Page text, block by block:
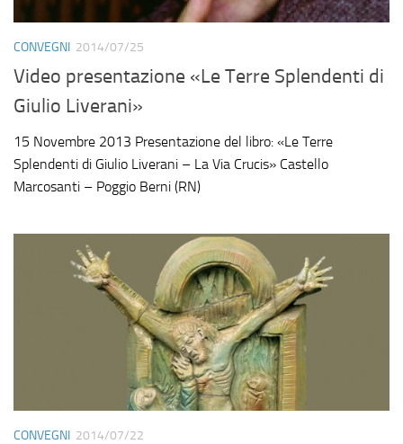
CONVEGNI 2014/07/25
Video presentazione «Le Terre Splendenti di
Giulio Liverani»
15 Novembre 2013 Presentazione del libro: «Le Terre
Splendenti di Giulio Liverani – La Via Crucis» Castello
Marcosanti – Poggio Berni (RN)
CONVEGNI 2014/07/22